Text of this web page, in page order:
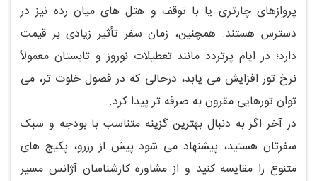
پروازهای چارتری یا با توقف و هتل های میان رده نیز در
دسترس هستند. همچنین، زمان سفر تأثیر زیادی بر قیمت
دارد؛ در ایام پرتردد مانند تعطیلات نوروز و تابستان معمولاً
نرخ تور افزایش می یابد، درحالی که در فصول خلوت تر، می
توان تورهایی مقرون به صرفه تر پیدا کرد.
در آخر اگر به دنبال بهترین گزینه متناسب با بودجه و سبک
سفرتان هستید، پیشنهاد می شود پیش از رزرو، پکیج های
متنوع را مقایسه کنید و از مشاوره کارشناسان آژانس مسیر